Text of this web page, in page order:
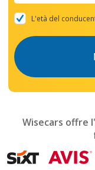
with
the
and
mark
get
the
L'età del
Wisecars offre